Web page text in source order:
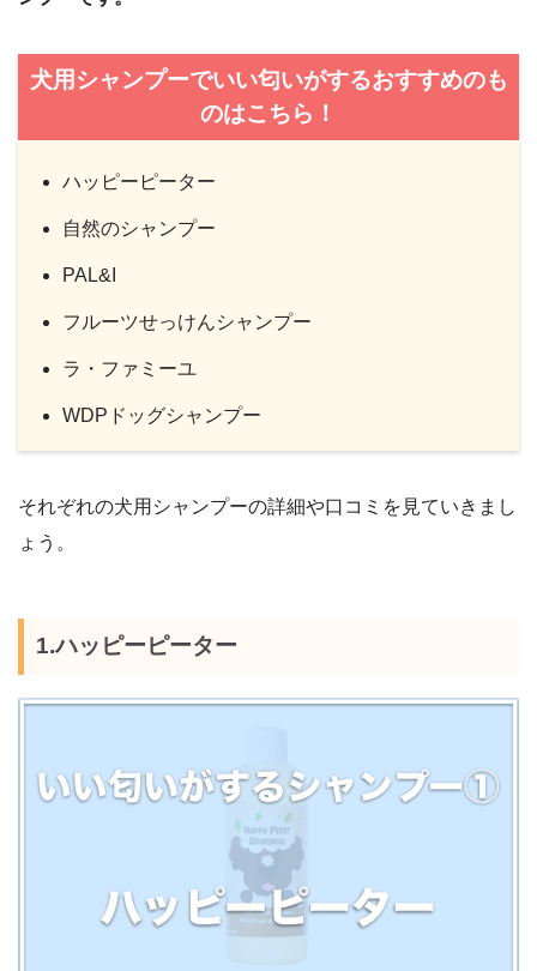
犬用シャンプーでいい匂いがするおすすめのも
のはこちら！
ハッピーピーター
自然のシャンプー
PAL&I
フルーツせっけんシャンプー
ラ・ファミーユ
WDPドッグシャンプー
それぞれの犬用シャンプーの詳細や口コミを見ていきまし
ょう。
1.ハッピーピーター